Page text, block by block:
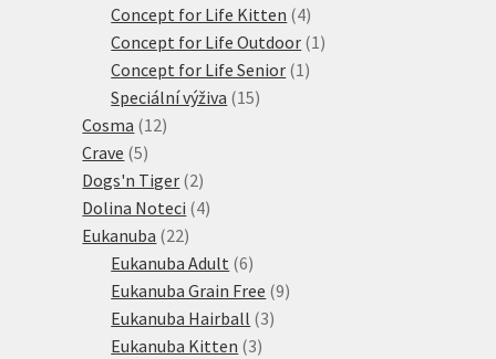
produkty
Concept for Life Kitten 44
produkty
Concept for Life Outdoor 1 1
Concept for Life Senior 1 1
Speciální výživa 1515
Cosma 1212
Crave 55
produktů
Dogs'n Tiger 22
produkty
Dolina Noteci 44
Eukanuba 2222
produktů
Eukanuba Adult 66
produktů
Eukanuba Grain Free 99
Eukanuba Hairball 33
Eukanuba Kitten 33